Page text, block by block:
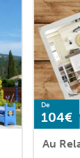
De
104€
Au